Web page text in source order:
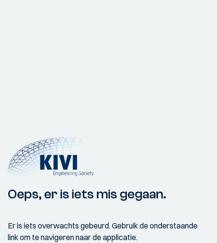
Oeps, er is iets mis gegaan.
Er is iets overwachts gebeurd. Gebruik de onderstaande
link om te navigeren naar de applicatie.